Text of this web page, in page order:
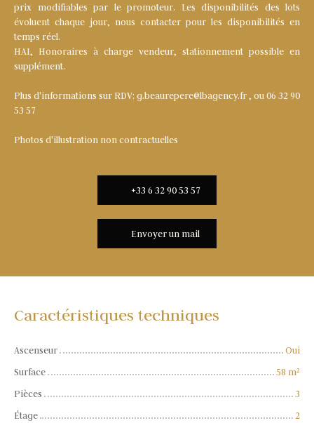
prix modifiables par le promoteur. Les disponibilités des lots
évoluent chaque jour, nous contacter pour les disponibilités en
temps réel.
HAI, Honoraires à charge vendeur, stationnement possible en
supplément.
Plus d'informations sur RDV: g.beaurepere@lbagency.fr , ou 06 32 90
53 57
Photos d'illustration non contractuelles
+33 6 32 90 53 57
Envoyer un mail
Caractéristiques techniques
Ascenseur
Oui
Surface
58 m²
Pièces
3
Étage
2